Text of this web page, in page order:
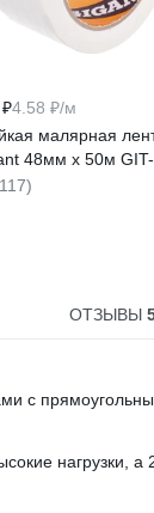
4.58 ₽/м
малярная
48мм x 50м
ОТЗЫВЫ
с
нагрузки,